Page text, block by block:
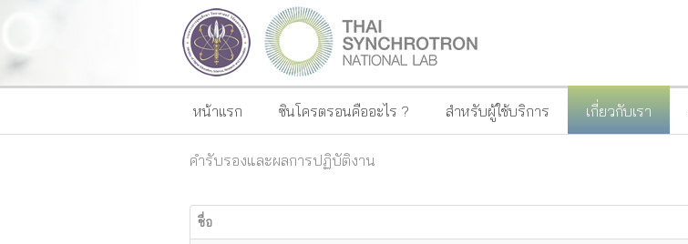
หน้าแรก ซินโครตรอนคืออะไร ? สำหรับผู้ใช้บริการ เกี่ยวกับเรา
คำรับรองและผลการปฏิบัติงาน
ชื่อ